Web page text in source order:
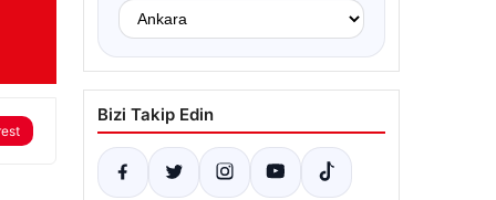
Bizi Takip Edin